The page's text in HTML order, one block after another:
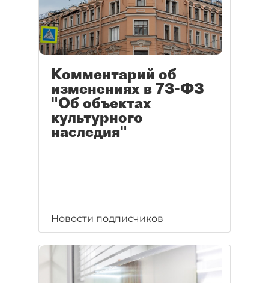
Комментарий об
изменениях в 73-ФЗ
"Об объектах
культурного
наследия"
Новости подписчиков